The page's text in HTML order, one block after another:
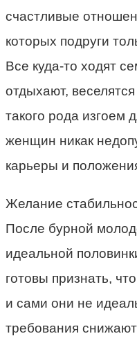
счастливые
которых подруги
Все куда-то ходят
отдыхают,
такого рода изгоем
женщин никак
карьеры и
Желание
После бурной
идеальной
готовы признать,
и сами они не
требования